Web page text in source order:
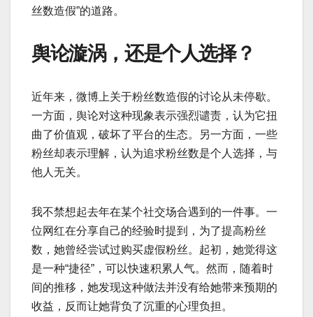
丝数造假”的道路。
舆论漩涡，还是个人选择？
近年来，微博上关于粉丝数造假的讨论从未停歇。
一方面，舆论对这种现象表示强烈谴责，认为它扭
曲了价值观，破坏了平台的生态。另一方面，一些
粉丝却表示理解，认为追求粉丝数是个人选择，与
他人无关。
我不禁想起去年在某个社交场合遇到的一件事。一
位网红在分享自己的经验时提到，为了提高粉丝
数，她曾经尝试过购买虚假粉丝。起初，她觉得这
是一种“捷径”，可以快速积累人气。然而，随着时
间的推移，她发现这种做法并没有给她带来预期的
收益，反而让她背负了沉重的心理负担。